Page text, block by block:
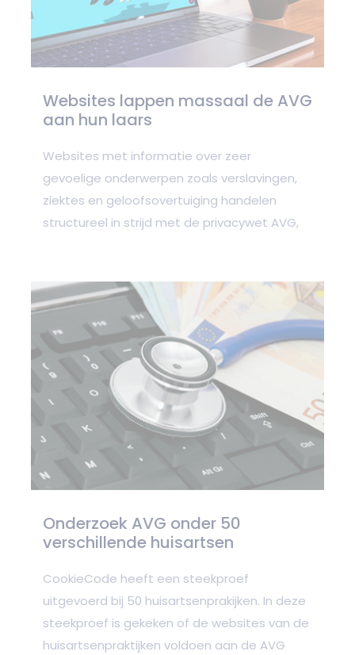
Websites lappen massaal de AVG
aan hun laars
Websites met informatie over zeer
gevoelige onderwerpen zoals verslavingen,
ziektes en geloofsovertuiging handelen
structureel in strijd met de privacywet AVG,
Onderzoek AVG onder 50
verschillende huisartsen
CookieCode heeft een steekproef
uitgevoerd bij 50 huisartsenprakijken. In deze
steekproef is gekeken of de websites van de
huisartsenpraktijken voldoen aan de AVG